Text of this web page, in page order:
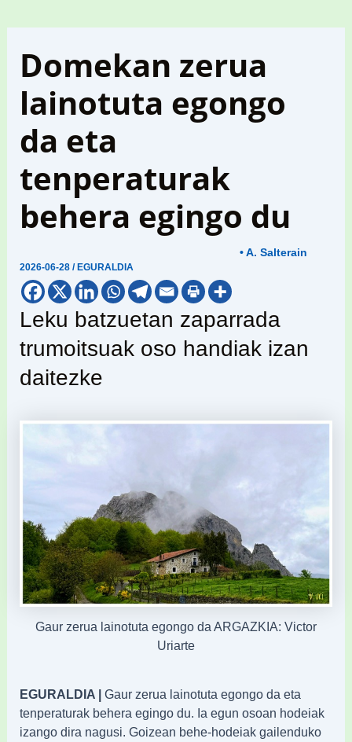
Domekan zerua
lainotuta egongo
da eta
tenperaturak
behera egingo du
2026-06-28/ EGURALDIA
• A. Salterain
Leku batzuetan zaparrada
trumoitsuak oso handiak izan
daitezke
Gaur zerua lainotuta egongo da ARGAZKIA: Victor
Uriarte
EGURALDIA | Gaur zerua lainotuta egongo da eta
tenperaturak behera egingo du. Ia egun osoan hodeiak
izango dira nagusi. Goizean behe-hodeiak gailenduko